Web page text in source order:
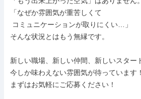
「なぜか雰囲気が重苦しくて
そんな状況とはもう無縁です。
新しい職場、新しい仲間、新しいスター
今しか味わえない雰囲気が待っています！
まずはお気軽にご応募ください！